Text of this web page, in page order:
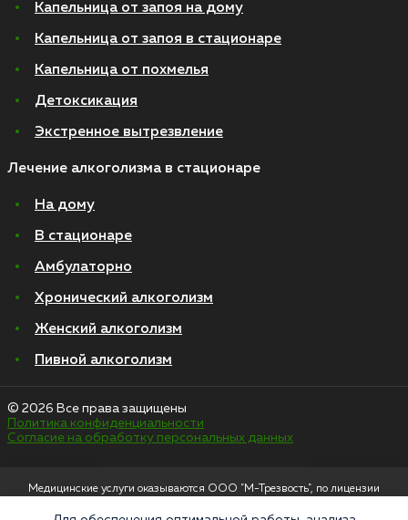
Капельница от запоя на дому
Капельница от запоя в стационаре
Капельница от похмелья
Детоксикация
Экстренное вытрезвление
Лечение алкоголизма в стационаре
На дому
В стационаре
Амбулаторно
Хронический алкоголизм
Женский алкоголизм
Пивной алкоголизм
© 2026 Все права защищены
Политика конфиденциальности
Согласие на обработку персональных данных
Медицинские услуги оказываются ООО "М-Трезвость", по лицензии